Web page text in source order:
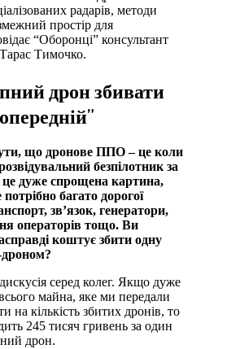
радарів, методи
простір для
“Оборонці” консультант
Тимочко.
дрон збивати
що дронове ППО – це коли
безпілотник за
дуже спрощена картина,
багато дорогої
зв’язок, генератори,
операторів тощо. Ви
коштує збити одну
дроном?
серед колег. Якщо дуже
майна, яке ми передали
на кількість збитих дронів, то
245 тисяч гривень за один
дрон.